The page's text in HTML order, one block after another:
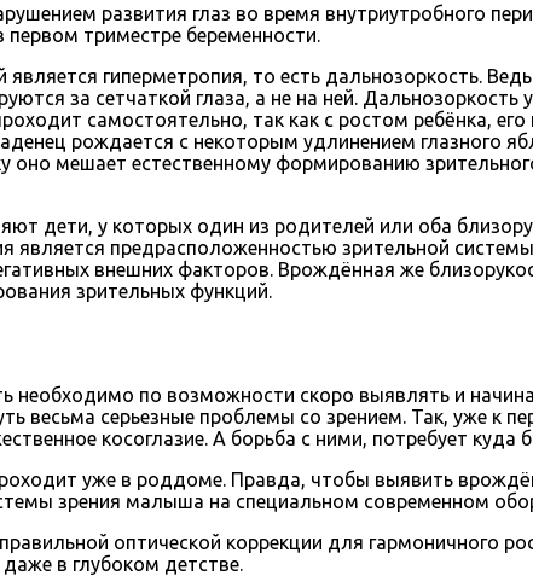
развития глаз во время внутриутробного
триместре беременности.
гиперметропия, то есть дальнозоркость.
за сетчаткой глаза, а не на ней. Дальнозоркость
самостоятельно, так как с ростом ребёнка,
рождается с некоторым удлинением глазного
оно мешает естественному формированию
дети, у которых один из родителей или оба
предрасположенностью зрительной
внешних факторов. Врождённая же
зрительных функций.
необходимо по возможности скоро выявлять и
весьма серьезные проблемы со зрением. Так, уже к
косоглазие. А борьба с ними, потребует
уже в роддоме. Правда, чтобы выявить
зрения малыша на специальном современном
оптической коррекции для гармоничного
в глубоком детстве.